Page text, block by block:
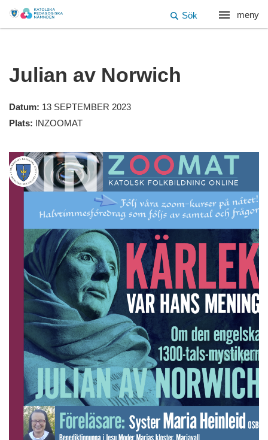
meny
Sök
Julian av Norwich
Datum: 13 SEPTEMBER 2023
Plats:
INZOOMAT